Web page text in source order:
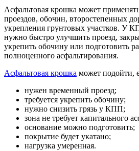
Асфальтовая крошка может
проездов, обочин, второстепенных
укрепления грунтовых участков. У
нужно быстро улучшить проезд,
укрепить обочину или подготовить
полноценного асфальтирования.
Асфальтовая крошка может подойти,
нужен временный проезд;
требуется укрепить обочину;
нужно снизить грязь у КПП;
зона не требует капитального
основание можно подготовить;
покрытие будет укатано;
нагрузка умеренная.